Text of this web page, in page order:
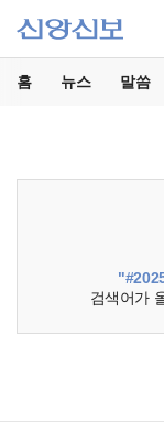
홈 뉴스 말씀
검색어가